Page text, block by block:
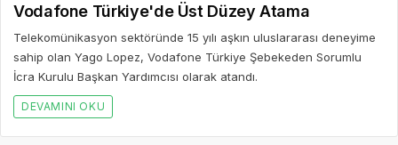
Vodafone Türkiye'de Üst Düzey Atama
Telekomünikasyon sektöründe 15 yılı aşkın uluslararası deneyime
sahip olan Yago Lopez, Vodafone Türkiye Şebekeden Sorumlu
İcra Kurulu Başkan Yardımcısı olarak atandı.
DEVAMINI OKU